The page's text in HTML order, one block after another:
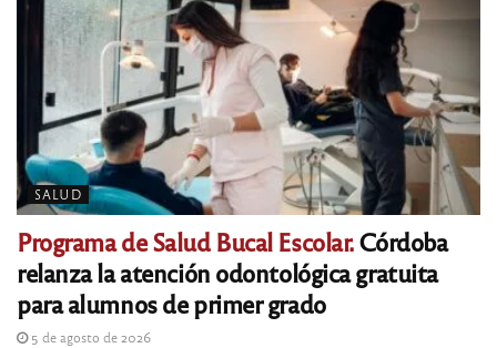
SALUD
Programa de Salud Bucal Escolar.Córdoba
relanza la atención odontológica gratuita
para alumnos de primer grado
5 de agosto de 2026